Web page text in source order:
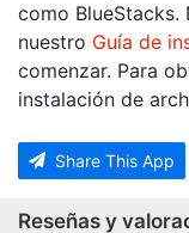
como BlueStacks.
nuestro Guía de
comenzar. Para
instalación de
Share This App
Reseñas y